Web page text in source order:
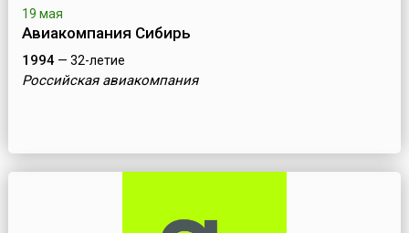
19 мая
Авиакомпания Сибирь
1994— 32-летие
Российская авиакомпания